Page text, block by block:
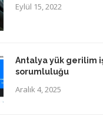
Eylül 15, 2022
Antalya yük gerilim
sorumluluğu
Aralık 4, 2025